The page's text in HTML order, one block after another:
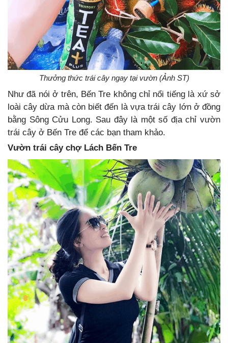
Thưởng thức trái cây ngay tại vườn (Ảnh ST)
Như đã nói ở trên, Bến Tre không chỉ nổi tiếng là xứ sở
loài cây dừa mà còn biết đến là vựa trái cây lớn ở đồng
bằng Sông Cửu Long. Sau đây là một số địa chỉ vườn
trái cây ở Bến Tre để các bạn tham khảo.
Vườn trái cây chợ Lách Bến Tre